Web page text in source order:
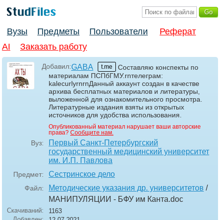
Вузы Предметы Пользователи
Реферат
AI
Заказать работу
Добавил:GABA t.me
Составляю конспекты по
материалам ПСПбГМУ.rnтелеграм:
kalecurlyrnrnДанный аккаунт создан в качестве
архива бесплатных материалов и литературы,
выложенной для ознакомительного просмотра.
Литературные издания взяты из открытых
источников для удобства использования.
Опубликованный материал нарушает ваши авторские
права? Сообщите нам.
Вуз:
Первый Санкт-Петербургский
государственный медицинский университет
им. И.П. Павлова
Предмет: Сестринское дело
Файл: Методические указания др. университетов /
МАНИПУЛЯЦИИ - БФУ им Канта.doc
Скачиваний:
1163